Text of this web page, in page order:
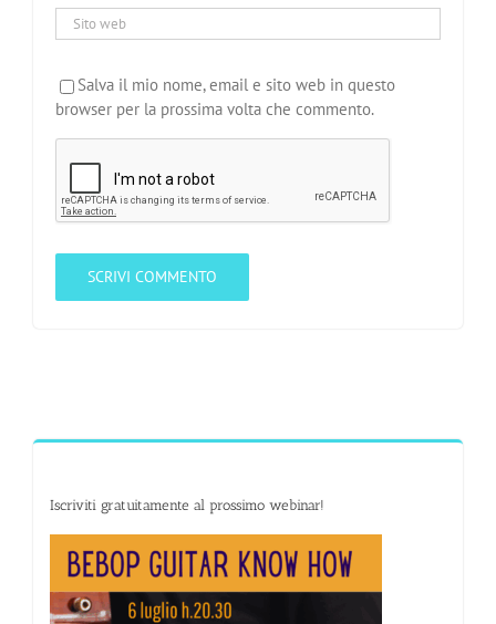
Salva il mio nome, email e sito web in questo
browser per la prossima volta che commento.
Iscriviti gratuitamente al prossimo webinar!